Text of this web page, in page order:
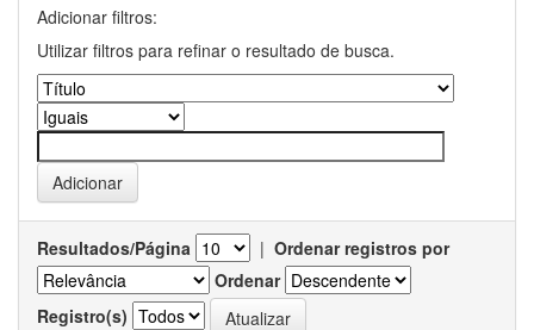
Adicionar filtros:
Utilizar filtros para refinar o resultado de busca.
Resultados/Página | Ordenar registros por
Ordenar
Registro(s)